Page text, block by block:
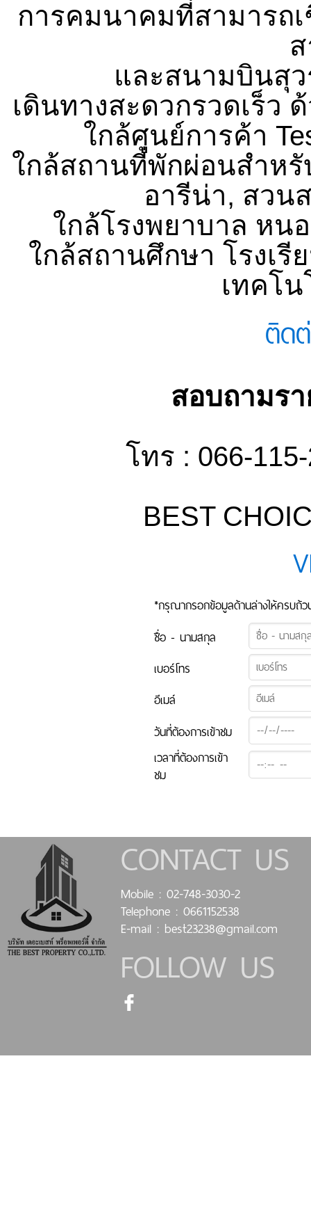
การคมนาคมที่สามารถ
และสนามบินสุ
เดินทางสะดวกรวดเร็ว
ใกล้ศูนย์การค้า
ใกล้สถานที่พักผ่อนสำห
อารีน่า, สวน
ใกล้โรงพยาบาล หน
ใกล้สถานศึกษา โรงเรี
เทคโ
ติด
สอบถามรา
โทร : 066-
BEST
*กรุณากรอกข้อมูลด้านล่างให้ครบถ้
ชื่อ - นามสกุล
เบอร์โทร
อีเมล์
วันที่ต้องการเข้าชม
เวลาที่ต้องการเข้า
ชม
CONTACT US
Mobile : 02-748-3030-2
Telephone : 0661152538
E-mail : best23238@gmail.com
FOLLOW US